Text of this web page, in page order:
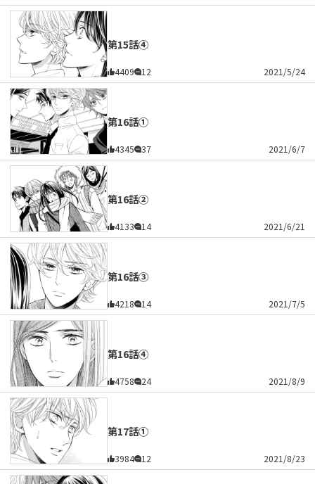
第15話④
4409 12 2021/5/24
第16話①
4345 37 2021/6/7
第16話②
4133 14 2021/6/21
第16話③
4218 14 2021/7/5
第16話④
4758 24 2021/8/9
第17話①
3984 12 2021/8/23